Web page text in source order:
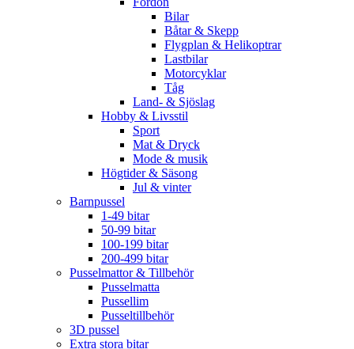
Bilar
Båtar & Skepp
Flygplan & Helikoptrar
Lastbilar
Motorcyklar
Tåg
Land- & Sjöslag
Hobby & Livsstil
Sport
Mat & Dryck
Mode & musik
Högtider & Säsong
Jul & vinter
Barnpussel
1-49 bitar
50-99 bitar
100-199 bitar
200-499 bitar
Pusselmattor & Tillbehör
Pusselmatta
Pussellim
Pusseltillbehör
3D pussel
Extra stora bitar